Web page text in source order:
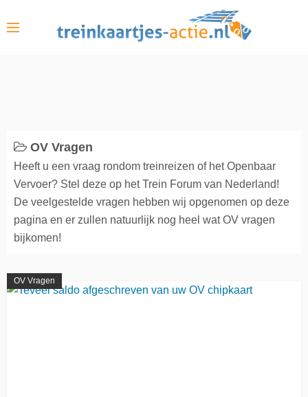
OV Vragen
Heeft u een vraag rondom treinreizen of het Openbaar
Vervoer? Stel deze op het Trein Forum van Nederland!
De veelgestelde vragen hebben wij opgenomen op deze
pagina en er zullen natuurlijk nog heel wat OV vragen
bijkomen!
OV Vragen